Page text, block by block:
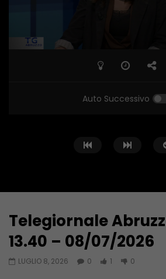
Auto Successivo
15:35
Telegiornale Abruzzo ore 13.40 –
09/08/2026
Telegiornale
13.40 – 08/07/2026
LUGLIO 8, 2026 0 1 0